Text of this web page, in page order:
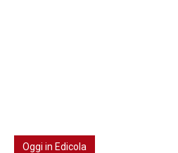
Oggi in Edicola